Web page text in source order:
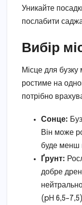
Уникайте
послабити
Вибір
Місце для
ростиме на
потрібно
Сонце:
Він може
буде менш
Ґрунт:
добре
(pH